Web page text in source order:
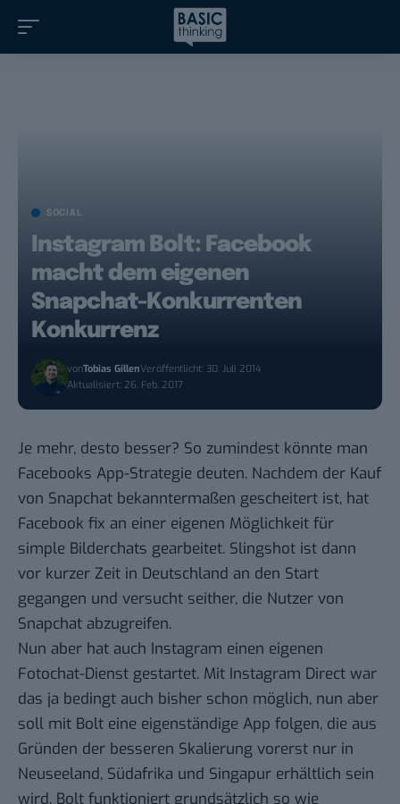
SOCIAL
Instagram Bolt: Facebook
macht dem eigenen
Snapchat-Konkurrenten
Konkurrenz
vonTobias GillenVeröffentlicht: 30. Juli 2014
Aktualisiert: 26. Feb. 2017
Je mehr, desto besser? So zumindest könnte man
Facebooks App-Strategie deuten. Nachdem der Kauf
von Snapchat bekanntermaßen gescheitert ist, hat
Facebook fix an einer eigenen Möglichkeit für
simple Bilderchats gearbeitet. Slingshot ist dann
vor kurzer Zeit in Deutschland an den Start
gegangen und versucht seither, die Nutzer von
Snapchat abzugreifen.
Nun aber hat auch Instagram einen eigenen
Fotochat-Dienst gestartet. Mit Instagram Direct war
das ja bedingt auch bisher schon möglich, nun aber
soll mit Bolt eine eigenständige App folgen, die aus
Gründen der besseren Skalierung vorerst nur in
Neuseeland, Südafrika und Singapur erhältlich sein
wird. Bolt funktioniert grundsätzlich so wie